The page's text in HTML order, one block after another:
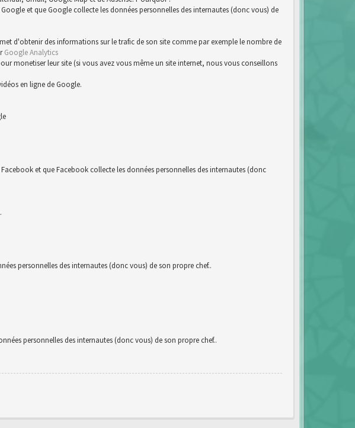
et que Google collecte les données personnelles des internautes (donc vous) de
d'obtenir des informations sur le trafic de son site comme par exemple le nombre de
Google Analytics
monetiser leur site (si vous avez vous même un site internet, nous vous conseillons
en ligne de Google.
et que Facebook collecte les données personnelles des internautes (donc
personnelles des internautes (donc vous) de son propre chef..
personnelles des internautes (donc vous) de son propre chef..